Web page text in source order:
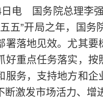
电 国务院总理李
五”开局之年，国
署落地见效。尤其
好重点任务落实，
服务，支持地方和
断激发市场活力、增